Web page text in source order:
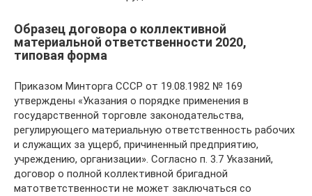
Образец договора о коллективной
материальной ответственности 2020,
типовая форма
Приказом Минторга СССР от 19.08.1982 № 169
утверждены «Указания о порядке применения в
государственной торговле законодательства,
регулирующего материальную ответственность рабочих
и служащих за ущерб, причиненный предприятию,
учреждению, организации». Согласно п. 3.7 Указаний,
договор о полной коллективной бригадной
матответственности не может заключаться со